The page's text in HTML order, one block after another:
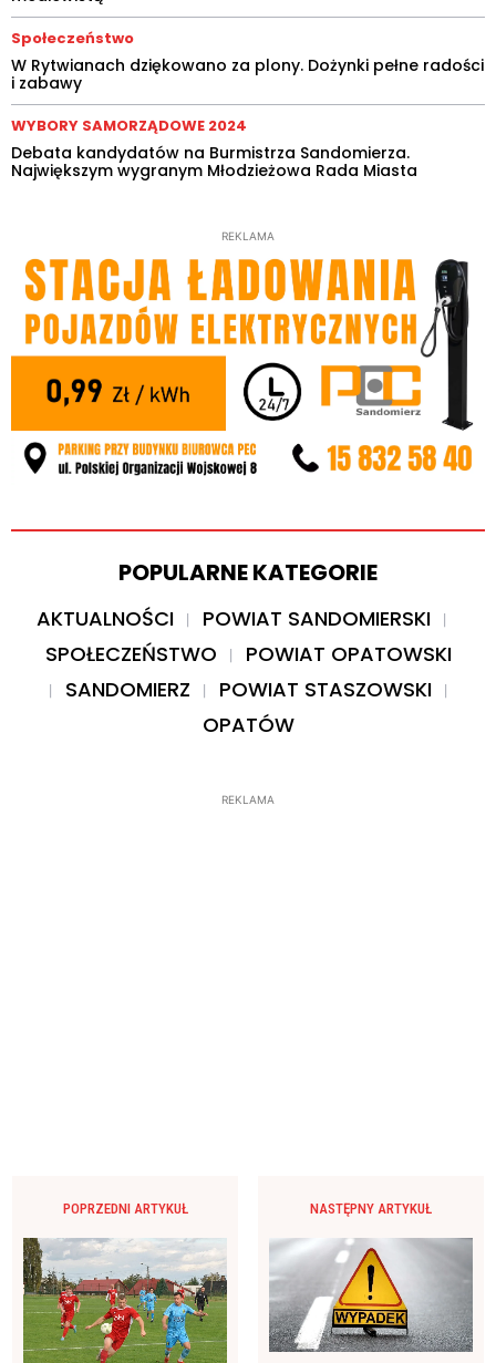
Społeczeństwo
W Rytwianach dziękowano za plony. Dożynki pełne radości
i zabawy
WYBORY SAMORZĄDOWE 2024
Debata kandydatów na Burmistrza Sandomierza.
Największym wygranym Młodzieżowa Rada Miasta
REKLAMA
POPULARNE KATEGORIE
AKTUALNOŚCI
POWIAT SANDOMIERSKI
SPOŁECZEŃSTWO
POWIAT OPATOWSKI
SANDOMIERZ
POWIAT STASZOWSKI
OPATÓW
REKLAMA
POPRZEDNI ARTYKUŁ NASTĘPNY ARTYKUŁ